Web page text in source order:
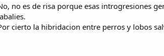
no es de risa porque esas introgresiones
cierto la hibridacion entre perros y lobos